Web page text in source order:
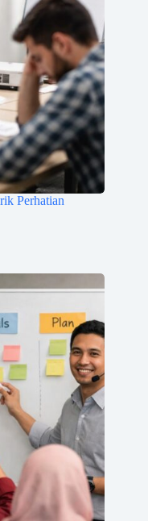
Perhatian